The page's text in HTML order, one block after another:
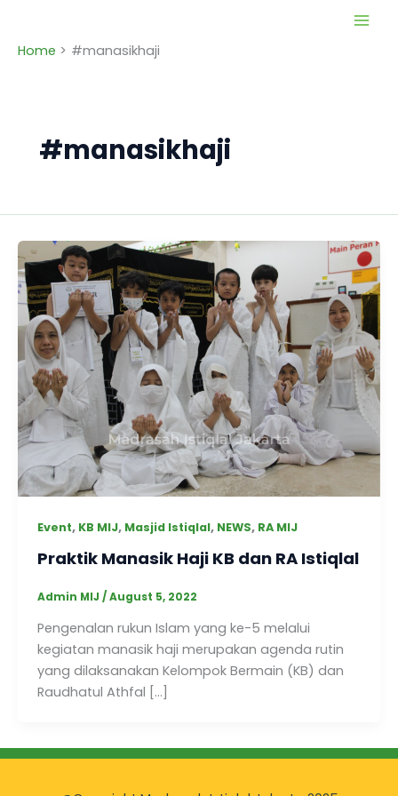
content
Home #manasikhaji
#manasikhaji
Event, KB MIJ, Masjid Istiqlal, NEWS, RA MIJ
Praktik Manasik Haji KB dan RA Istiqlal
Admin MIJ /August 5, 2022
Pengenalan rukun Islam yang ke-5 melalui
kegiatan manasik haji merupakan agenda rutin
yang dilaksanakan Kelompok Bermain (KB) dan
Raudhatul Athfal […]